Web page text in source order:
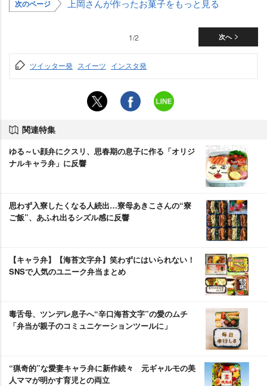
次のページ 上岡さんが作ったお菓子をもっと見る
次へ
1/2
ツイッター発 スイーツ インスタ発
関連特集
ゆる～い顔弁にクスリ、思春期の息子に作る「オリジ
ナルキャラ弁」に反響
思わず入寮したくなる人続出…寮母あきこさんの“寮
ご飯”、あふれ出るシズル感に反響
【キャラ弁】【海苔文字弁】笑わずにはいられない！
SNSで人気のユニーク弁当まとめ
毒舌母、ツンデレ息子へ“辛口海苔文字”の愛のムチ
「弁当が親子のコミュニケーションツールに」
“猟奇的”な愛妻キャラ弁に新作続々 元ギャルモの美
人ママが明かす育児との両立